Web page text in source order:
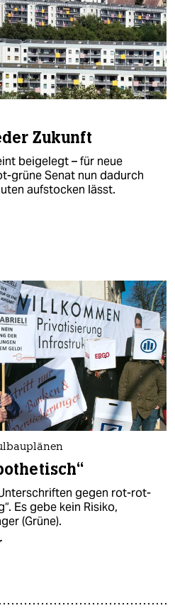
Zukunft
beigelegt – für neue
grüne Senat nun dadurch
aufstocken lässt.
gegen rot-rot-
Es gebe kein Risiko,
(Grüne).